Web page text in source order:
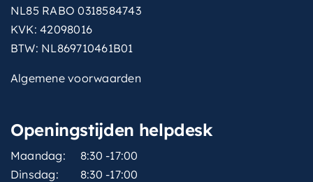
NL85 RABO 0318584743
KVK: 42098016
BTW: NL869710461B01
Algemene voorwaarden
Openingstijden helpdesk
Maandag:
8:30 -17:00
Dinsdag:
8:30 -17:00